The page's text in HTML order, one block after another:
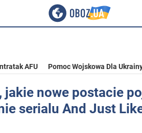
AFU Pomoc Wojskowa Dla
jakie nowe postacie
serialu And Just